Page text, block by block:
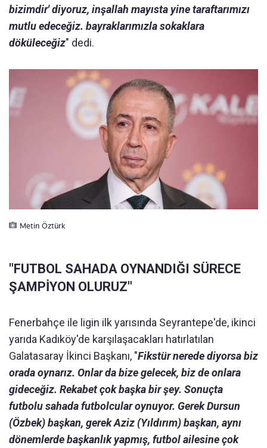
bizimdir' diyoruz, inşallah mayısta yine taraftarımızı
mutlu edeceğiz. bayraklarımızla sokaklara
döküleceğiz" dedi.
Metin Öztürk
"FUTBOL SAHADA OYNANDIĞI SÜRECE
ŞAMPİYON OLURUZ"
Fenerbahçe ile ligin ilk yarısında Seyrantepe'de, ikinci
yarıda Kadıköy'de karşılaşacakları hatırlatılan
Galatasaray İkinci Başkanı, "Fikstür nerede diyorsa biz
orada oynarız. Onlar da bize gelecek, biz de onlara
gideceğiz. Rekabet çok başka bir şey. Sonuçta
futbolu sahada futbolcular oynuyor. Gerek Dursun
(Özbek) başkan, gerek Aziz (Yıldırım) başkan, aynı
dönemlerde başkanlık yapmış, futbol ailesine çok